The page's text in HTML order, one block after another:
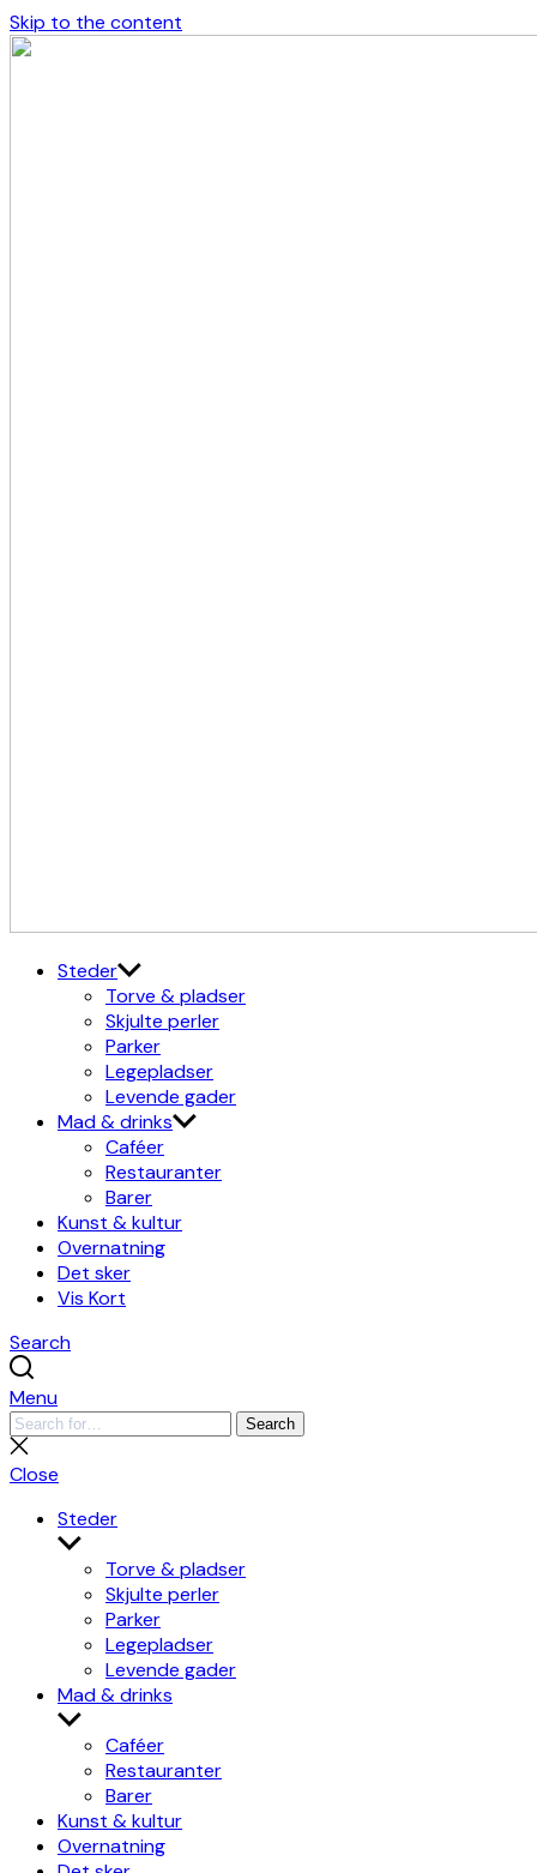
Skip to the content
Steder
Torve & pladser
Skjulte perler
Parker
Legepladser
Levende gader
Mad & drinks
Caféer
Restauranter
Barer
Kunst & kultur
Overnatning
Det sker
Vis Kort
Search
Menu
Search
for:
Search
Close
search
Close
Steder
Show
sub
menu
Torve & pladser
Skjulte perler
Parker
Legepladser
Levende gader
Mad & drinks
Show
sub
menu
Caféer
Restauranter
Barer
Kunst & kultur
Overnatning